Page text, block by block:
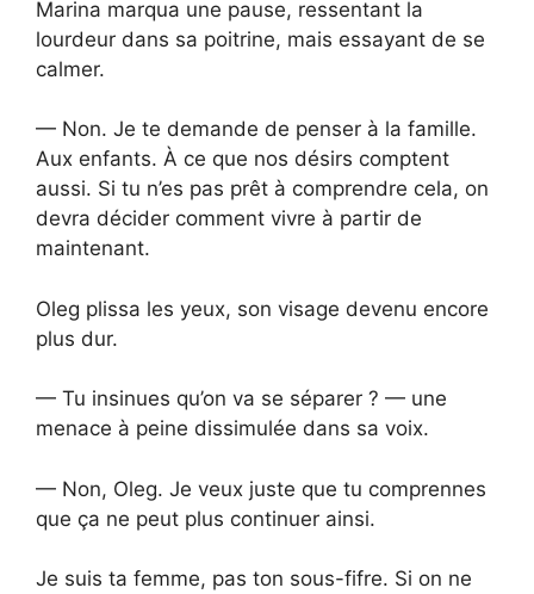
Marina marqua une pause, ressentant la
lourdeur dans sa poitrine, mais essayant de se
calmer.
— Non. Je te demande de penser à la famille.
Aux enfants. À ce que nos désirs comptent
aussi. Si tu n’es pas prêt à comprendre cela, on
devra décider comment vivre à partir de
maintenant.
Oleg plissa les yeux, son visage devenu encore
plus dur.
— Tu insinues qu’on va se séparer ? — une
menace à peine dissimulée dans sa voix.
— Non, Oleg. Je veux juste que tu comprennes
que ça ne peut plus continuer ainsi.
Je suis ta femme, pas ton sous-fifre. Si on ne